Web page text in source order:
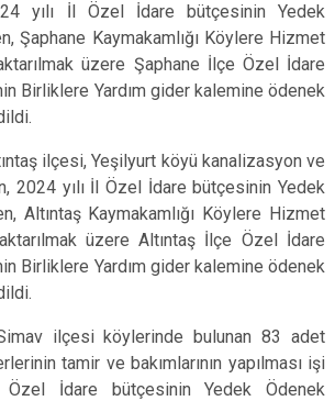
yılı İl Özel İdare bütçesinin Yedek
Şaphane Kaymakamlığı Köylere Hizmet
üzere Şaphane İlçe Özel İdare
Birliklere Yardım gider kalemine ödenek
ilçesi, Yeşilyurt köyü kanalizasyon ve
2024 yılı İl Özel İdare bütçesinin Yedek
Altıntaş Kaymakamlığı Köylere Hizmet
üzere Altıntaş İlçe Özel İdare
Birliklere Yardım gider kalemine ödenek
ilçesi köylerinde bulunan 83 adet
tamir ve bakımlarının yapılması işi
İdare bütçesinin Yedek Ödenek